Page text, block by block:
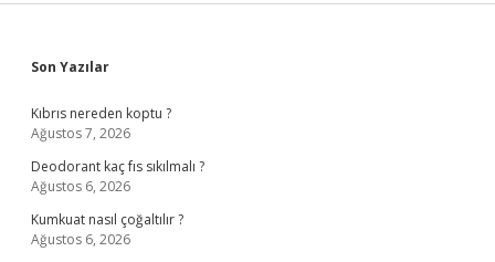
Sidebar
Son Yazılar
Kıbrıs nereden koptu ?
Ağustos 7, 2026
Deodorant kaç fıs sıkılmalı ?
Ağustos 6, 2026
Kumkuat nasıl çoğaltılır ?
Ağustos 6, 2026